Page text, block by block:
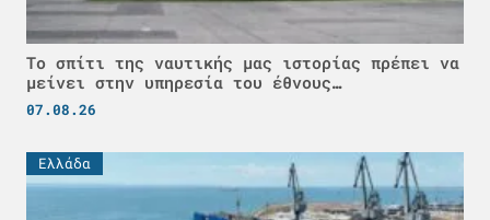
Το σπίτι της ναυτικής μας ιστορίας πρέπει να
μείνει στην υπηρεσία του έθνους…
07.08.26
Ελλάδα